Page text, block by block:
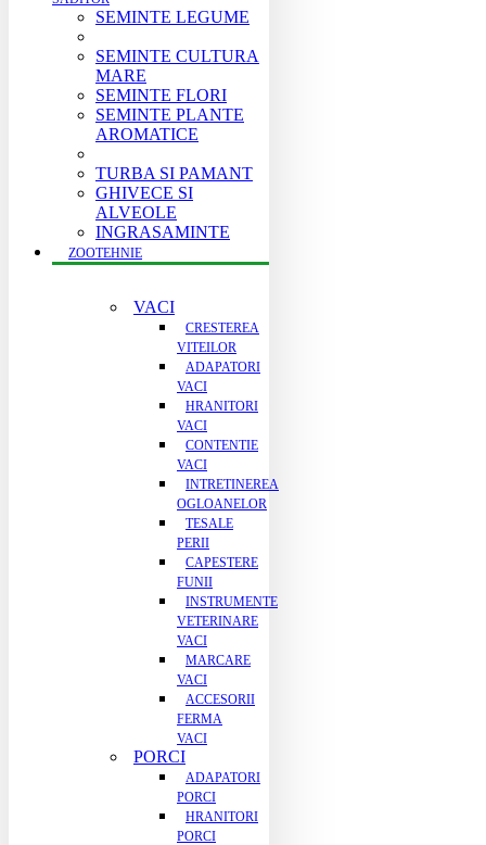
SEMINTE LEGUME
SEMINTE CULTURA
MARE
SEMINTE FLORI
SEMINTE PLANTE
AROMATICE
TURBA SI PAMANT
GHIVECE SI
ALVEOLE
INGRASAMINTE
ZOOTEHNIE
VACI
CRESTEREA
VITEILOR
ADAPATORI
VACI
HRANITORI
VACI
CONTENTIE
VACI
INTRETINEREA
OGLOANELOR
TESALE
PERII
CAPESTERE
FUNII
INSTRUMENTE
VETERINARE
VACI
MARCARE
VACI
ACCESORII
FERMA
VACI
PORCI
ADAPATORI
PORCI
HRANITORI
PORCI